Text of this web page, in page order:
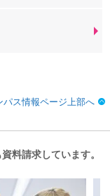
ス情報ページ上部へ
料請求しています。